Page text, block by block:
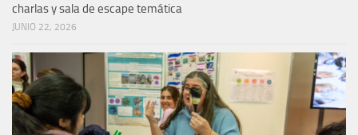
charlas y sala de escape temática
JUNIO 22, 2026